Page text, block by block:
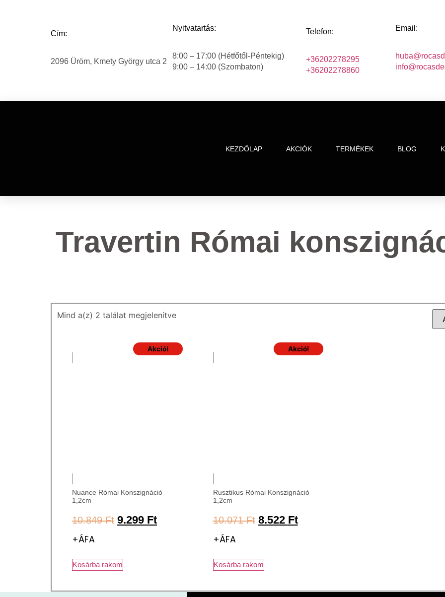
Cím:
2096 Üröm, Kmety György utca 2
Nyitvatartás:
8:00 – 17:00 (Hétfőtől-Péntekig)
9:00 – 14:00 (Szombaton)
Telefon:
+36202278295
+36202278860
Email:
KEZDŐLAP AKCIÓK TERMÉKEK BLOG
Travertin Római
Mind a(z) 2 találat megjelenítve
Akció!
Nuance Római Konszignáció
1,2cm
10.849Ft 9.299 Ft
+ÁFA
Kosárba rakom
Akció!
Rusztikus Római Konszignáció
1,2cm
10.071Ft 8.522 Ft
+ÁFA
Kosárba rakom